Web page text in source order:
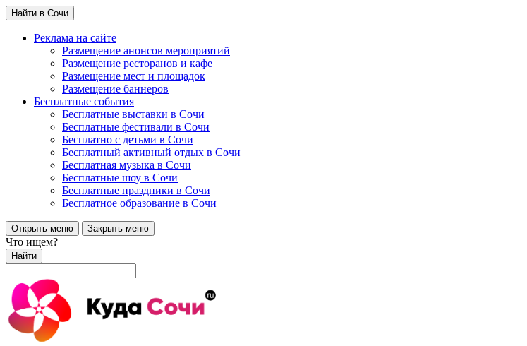
Найти в Сочи
Реклама на сайте
Размещение анонсов мероприятий
Размещение ресторанов и кафе
Размещение мест и площадок
Размещение баннеров
Бесплатные события
Бесплатные выставки в Сочи
Бесплатные фестивали в Сочи
Бесплатно с детьми в Сочи
Бесплатный активный отдых в Сочи
Бесплатная музыка в Сочи
Бесплатные шоу в Сочи
Бесплатные праздники в Сочи
Бесплатное образование в Сочи
Открыть меню Закрыть меню
Что ищем?
Найти